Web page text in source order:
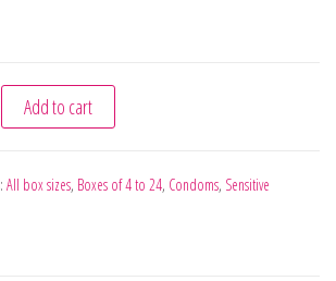
SEDA MS FINE 12 UNIDADES quantity
Add to cart
All box sizes, Boxes of 4 to 24, Condoms, Sensitive